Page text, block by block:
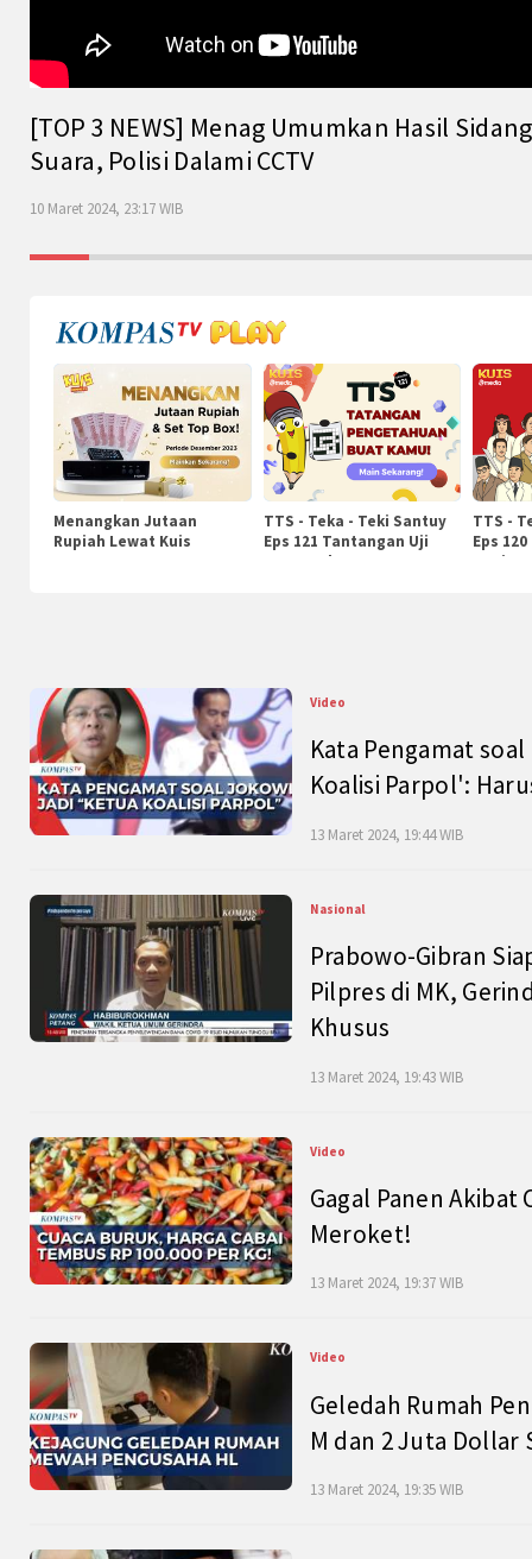
[TOP 3 NEWS] Menag Umumkan Hasil
Suara, Polisi Dalami CCTV
10 Maret 2024, 23:17 WIB
Menangkan Jutaan
Rupiah Lewat Kuis
TTS - Teka - Teki Santuy
Eps 121 Tantangan Uji
Pengetahuan
TTS -
Eps
Video
Kata Pengamat
Koalisi Parpol':
13 Maret 2024, 19:44 WIB
Nasional
Prabowo-Gibran
Pilpres di MK,
Khusus
13 Maret 2024, 19:43 WIB
Video
Gagal Panen Akibat
Meroket!
13 Maret 2024, 19:37 WIB
Video
Geledah Rumah
M dan 2 Juta Dollar
13 Maret 2024, 19:35 WIB